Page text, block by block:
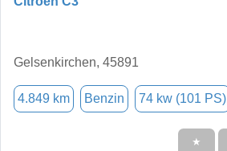
Gelsenkirchen, 45891
4.849 km Benzin 74 kw (101 PS)
★